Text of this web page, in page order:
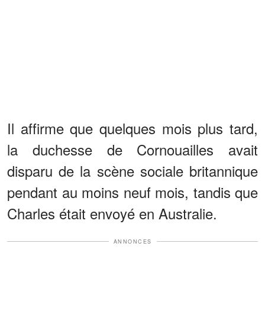
Il affirme que quelques mois plus tard,
la duchesse de Cornouailles avait
disparu de la scène sociale britannique
pendant au moins neuf mois, tandis que
Charles était envoyé en Australie.
ANNONCES